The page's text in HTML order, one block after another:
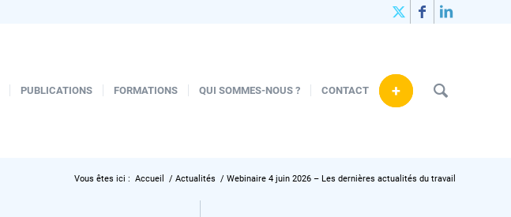
PUBLICATIONS FORMATIONS QUI SOMMES-NOUS ? CONTACT +
Vous êtes ici : Accueil / Actualités / Webinaire 4 juin 2026 – Les dernières actualités du travail